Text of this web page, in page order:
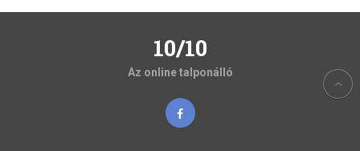
10/10
Az online talponálló